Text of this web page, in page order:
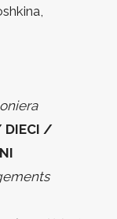
DIECI /